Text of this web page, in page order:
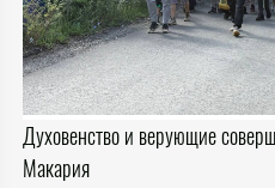
Духовенство и верующие
Макария